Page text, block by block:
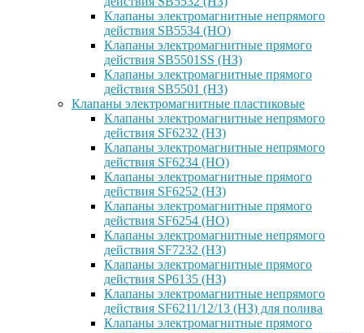
Клапаны электромагнитные непрямого
действия SB5534 (НО)
Клапаны электромагнитные прямого
действия SB5501SS (НЗ)
Клапаны электромагнитные прямого
действия SB5501 (НЗ)
Клапаны электромагнитные пластиковые
Клапаны электромагнитные непрямого
действия SF6232 (НЗ)
Клапаны электромагнитные непрямого
действия SF6234 (НО)
Клапаны электромагнитные прямого
действия SF6252 (НЗ)
Клапаны электромагнитные прямого
действия SF6254 (НО)
Клапаны электромагнитные непрямого
действия SF7232 (НЗ)
Клапаны электромагнитные прямого
действия SP6135 (НЗ)
Клапаны электромагнитные непрямого
действия SF6211/12/13 (НЗ) для полива
Клапаны электромагнитные прямого